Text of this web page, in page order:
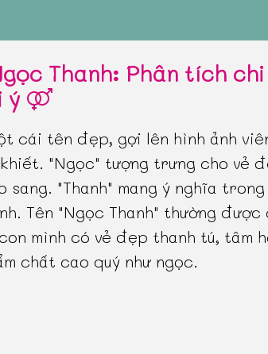
Thanh: Phân tích
ý
cái tên đẹp, gợi lên hình ảnh
"Ngọc" tượng trưng cho vẻ
sang. "Thanh" mang ý nghĩa
Tên "Ngọc Thanh" thường được
mình có vẻ đẹp thanh tú, tâm
chất cao quý như ngọc.